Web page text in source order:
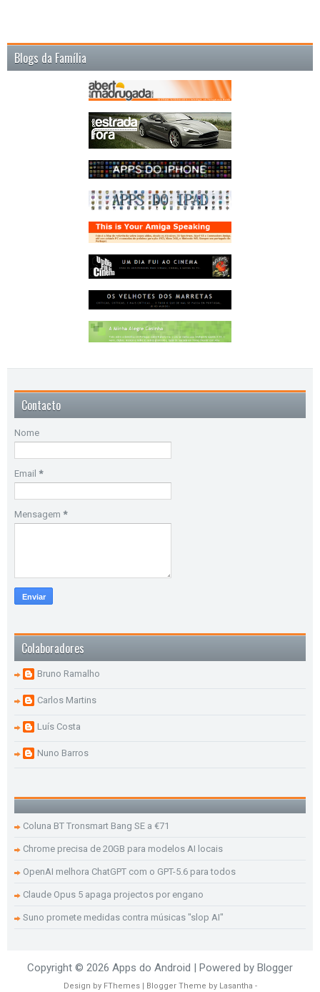
Blogs da Família
Contacto
Nome
Email *
Mensagem *
Colaboradores
Bruno Ramalho
Carlos Martins
Luís Costa
Nuno Barros
Coluna BT Tronsmart Bang SE a €71
Chrome precisa de 20GB para modelos AI locais
OpenAI melhora ChatGPT com o GPT-5.6 para todos
Claude Opus 5 apaga projectos por engano
Suno promete medidas contra músicas "slop AI"
Copyright © 2026 Apps do Android | Powered by Blogger
Design by FThemes| Blogger Theme by Lasantha -